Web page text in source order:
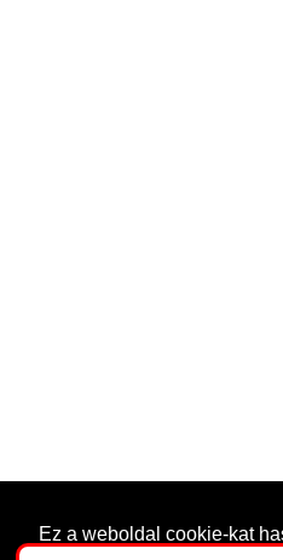
Ez a weboldal cookie-kat